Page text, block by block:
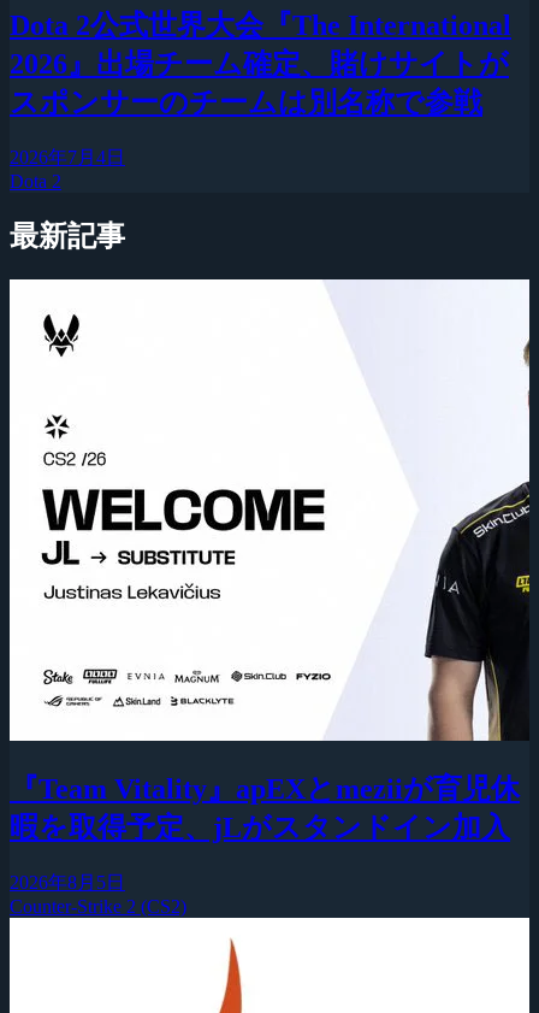
Dota 2公式世界大会『The International
2026』出場チーム確定、賭けサイトが
スポンサーのチームは別名称で参戦
2026年7月4日
Dota 2
最新記事
『Team Vitality』apEXとmeziiが育児休
暇を取得予定、jLがスタンドイン加入
2026年8月5日
Counter-Strike 2 (CS2)